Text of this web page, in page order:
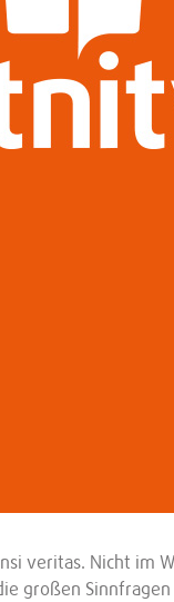
veritas. Nicht im
großen